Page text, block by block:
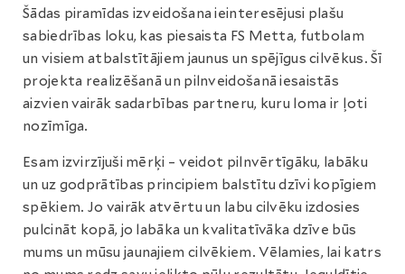
Šādas piramīdas izveidošana ieinteresējusi plašu
sabiedrības loku, kas piesaista FS Metta, futbolam
un visiem atbalstītājiem jaunus un spējīgus cilvēkus. Šī
projekta realizēšanā un pilnveidošanā iesaistās
aizvien vairāk sadarbības partneru, kuru loma ir ļoti
nozīmīga.
Esam izvirzījuši mērķi – veidot pilnvērtīgāku, labāku
un uz godprātības principiem balstītu dzīvi kopīgiem
spēkiem. Jo vairāk atvērtu un labu cilvēku izdosies
pulcināt kopā, jo labāka un kvalitatīvāka dzīve būs
mums un mūsu jaunajiem cilvēkiem. Vēlamies, lai katrs